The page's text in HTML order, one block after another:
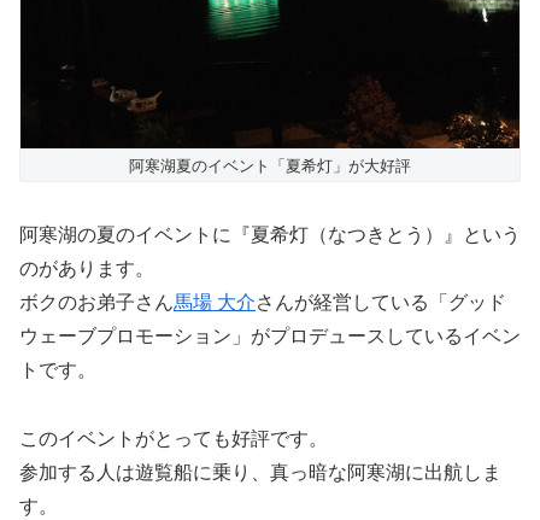
阿寒湖夏のイベント「夏希灯」が大好評
阿寒湖の夏のイベントに『夏希灯（なつきとう）』という
のがあります。
ボクのお弟子さん馬場 大介さんが経営している「グッド
ウェーブプロモーション」がプロデュースしているイベン
トです。
このイベントがとっても好評です。
参加する人は遊覧船に乗り、真っ暗な阿寒湖に出航しま
す。